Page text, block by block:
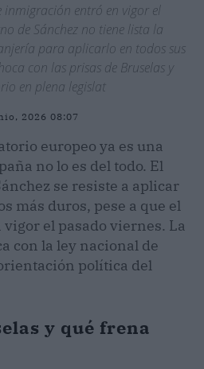
inmigración entró en vigor el
de Sánchez no tiene lista la
para aplicarlo en todos sus
con las prisas de Bruselas y
en plena legislat
2026 08:07
europeo ya es una
no lo es del todo. El
se resiste a aplicar
más duros, pese a que el
el pasado viernes. La
con la ley nacional de
política del
y qué frena